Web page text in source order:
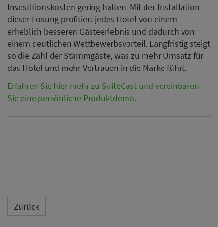
Investitionskosten gering halten. Mit der Installation
dieser Lösung profitiert jedes Hotel von einem
erheblich besseren Gästeerlebnis und dadurch von
einem deutlichen Wettbewerbsvorteil. Langfristig steigt
so die Zahl der Stammgäste, was zu mehr Umsatz für
das Hotel und mehr Vertrauen in die Marke führt.
Erfahren Sie hier mehr zu SuiteCast und vereinbaren
Sie eine persönliche Produktdemo.
Zurück